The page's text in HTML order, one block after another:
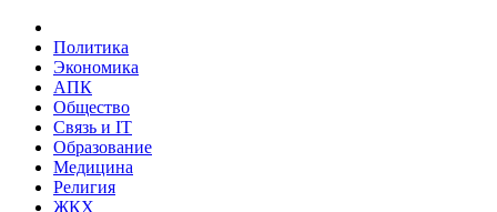
Политика
Экономика
АПК
Общество
Связь и IT
Образование
Медицина
Религия
ЖКХ